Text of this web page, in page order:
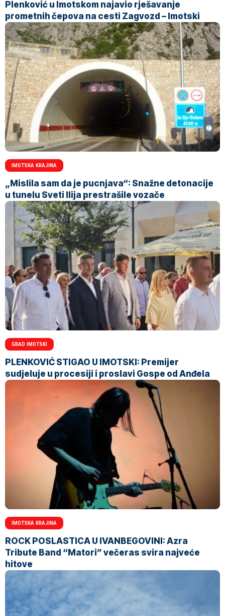
Plenković u Imotskom najavio rješavanje
prometnih čepova na cesti Zagvozd – Imotski
IMOTSKA KRAJINA
„Mislila sam da je pucnjava“: Snažne detonacije
u tunelu Sveti Ilija prestrašile vozače
GRAD IMOTSKI
PLENKOVIĆ STIGAO U IMOTSKI: Premijer
sudjeluje u procesiji i proslavi Gospe od Anđela
IMOTSKA KRAJINA
ROCK POSLASTICA U IVANBEGOVINI: Azra
Tribute Band “Matori” večeras svira najveće
hitove